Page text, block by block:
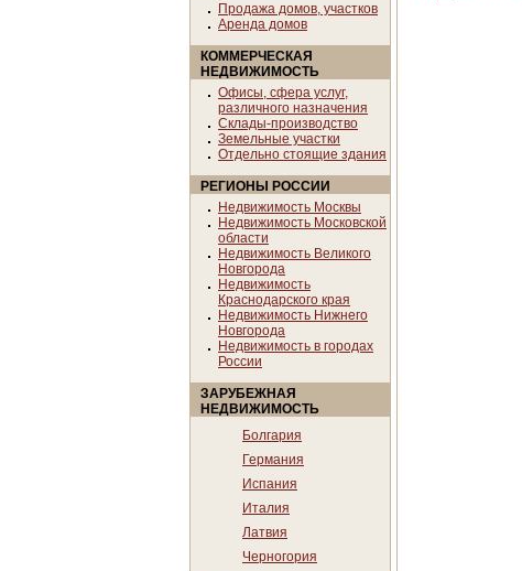
Продажа домов, участков
Аренда домов
КОММЕРЧЕСКАЯ
НЕДВИЖИМОСТЬ
Офисы, сфера услуг,
различного назначения
Склады-производство
Земельные участки
Отдельно стоящие здания
РЕГИОНЫ РОССИИ
Недвижимость Москвы
Недвижимость Московской
области
Недвижимость Великого
Новгорода
Недвижимость
Краснодарского края
Недвижимость Нижнего
Новгорода
Недвижимость в городах
России
ЗАРУБЕЖНАЯ
НЕДВИЖИМОСТЬ
Болгария
Германия
Испания
Италия
Латвия
Черногория